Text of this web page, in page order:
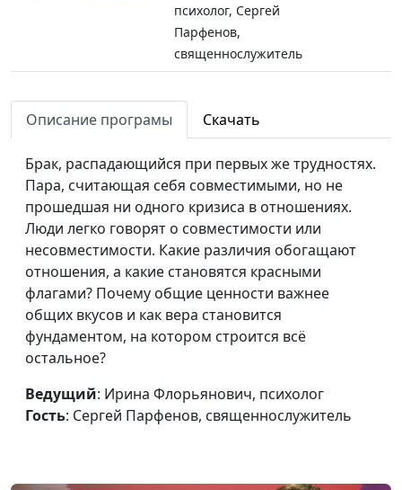
психолог, Сергей
Парфенов,
священнослужитель
Описание програмы Скачать
Брак, распадающийся при первых же трудностях.
Пара, считающая себя совместимыми, но не
прошедшая ни одного кризиса в отношениях.
Люди легко говорят о совместимости или
несовместимости. Какие различия обогащают
отношения, а какие становятся красными
флагами? Почему общие ценности важнее
общих вкусов и как вера становится
фундаментом, на котором строится всё
остальное?
Ведущий: Ирина Флорьянович, психолог
Гость: Сергей Парфенов, священнослужитель